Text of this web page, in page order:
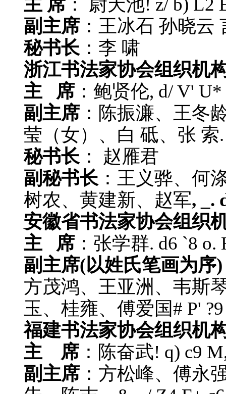
主 席 ： 尉天池! z/ b) L2
副主席 ：王冰石 孙晓
秘书长 ：李 啸
浙江书法家协会组织机
主 席 ：鲍贤伦, d/ V' U*
副主席 ：陈振濂、王冬
莹（女）、白 砥、张 索
秘书长 ： 赵雁君
副秘书长 ：王义骅、何
树农、黄建新、赵军, _.
安徽省书法家协会组织
主 席 ：张学群. d6 `8 o.
副主席(以姓氏笔画为序)
方茂鸿、王亚洲、韦斯
玉、桂雍、傅爱国# P'
福建书法家协会组织机
主 席 ：陈奋武! q) c9
副主席 ：方松峰、傅永